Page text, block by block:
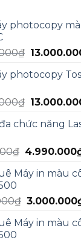
photocopy
₫ Giá
là:
photocopy
₫ Giá
là:
chức năng
₫ Giá
là:
4.990.000
Máy in màu
₫ Giá
là:
3.000.000
Máy in màu